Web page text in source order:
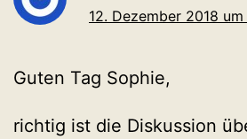
12. Dezember 2018
Guten Tag Sophie,
richtig ist die Diskussion